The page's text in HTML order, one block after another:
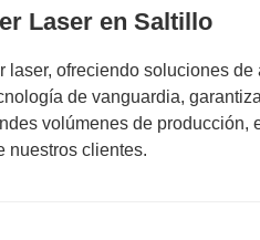
Laser en Saltillo
laser, ofreciendo soluciones
de vanguardia,
volúmenes de producción,
nuestros clientes.